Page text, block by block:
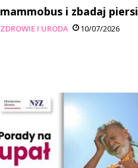
mammobus i zbadaj piersi
ZDROWIE I URODA 10/07/2026